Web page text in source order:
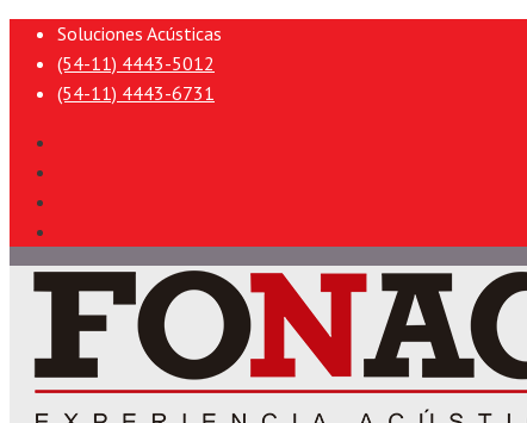
Soluciones Acústicas
(54-11) 4443-5012
(54-11) 4443-6731